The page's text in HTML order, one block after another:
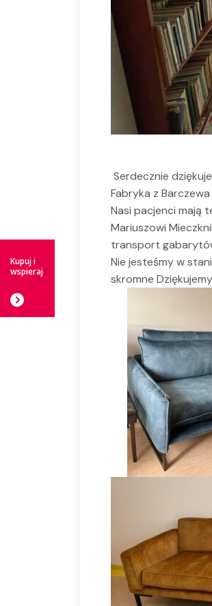
Serdecznie
Fabryka z
Nasi pacjenci mają
Mariuszowi
transport
Nie jesteśmy w
skromne
Kupuj i
wspieraj